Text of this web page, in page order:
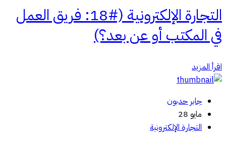
التجارة الإلكترونية (#18: فريق العمل
في المكتب أو عن بعد؟)
اقرأ المزيد
جابر حدبون
مايو 28
التجارة الإلكترونية